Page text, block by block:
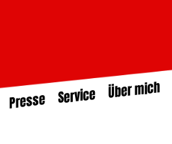
Presse Service Über mich